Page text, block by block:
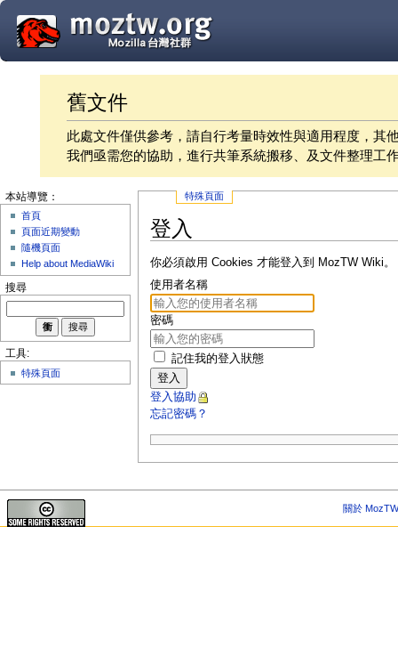
舊文件
此處文件僅供參考，請自行考量時效性與適用程度，其
我們亟需您的協助，進行共筆系統搬移、及文件整理工
特殊頁面
登入
你必須啟用 Cookies 才能登入到 MozTW Wiki。
使用者名稱
密碼
記住我的登入狀態
登入
登入協助
忘記密碼？
本站導覽：
首頁
頁面近期變動
隨機頁面
Help about MediaWiki
搜尋
工具:
特殊頁面
關於